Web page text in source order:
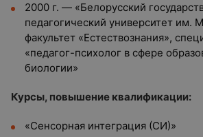
2000 г. — «Белорусский
педагогический университет им.
факультет «Естествознания»,
«педагог-психолог в сфере
биологии»
Курсы, повышение квалификации:
«Сенсорная интеграция (СИ)»